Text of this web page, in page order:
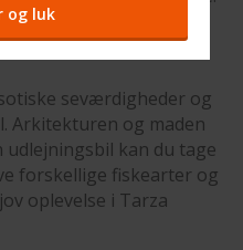
seværdigheder og
Arkitekturen og maden
udlejningsbil kan du tage
forskellige fiskearter og
oplevelse i Tarza
og luk